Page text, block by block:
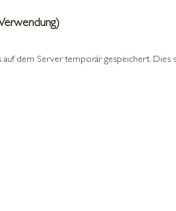
dem Server temporär gespeichert. Dies